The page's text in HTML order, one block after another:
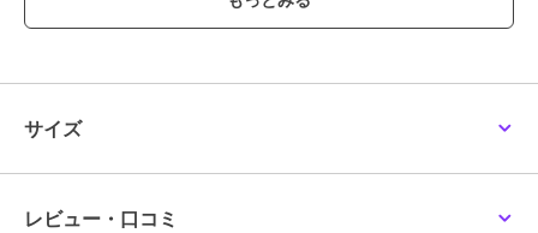
プリザーブドフラワー・陶器
[縦]約6.5cm／[横]約6cm／[奥行]約5.5cm
【ケースサイズ】
じる場合がございます。あらかじめご了承ください。
サイズ
レビュー・口コミ